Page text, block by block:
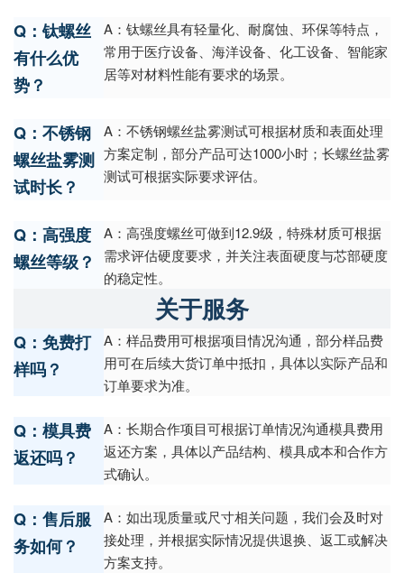
Q：钛螺丝
有什么优
势？
A：钛螺丝具有轻量化、耐腐蚀、环保等特点，
常用于医疗设备、海洋设备、化工设备、智能家
居等对材料性能有要求的场景。
Q：不锈钢
螺丝盐雾测
试时长？
A：不锈钢螺丝盐雾测试可根据材质和表面处理
方案定制，部分产品可达1000小时；长螺丝盐雾
测试可根据实际要求评估。
Q：高强度
螺丝等级？
A：高强度螺丝可做到12.9级，特殊材质可根据
需求评估硬度要求，并关注表面硬度与芯部硬度
的稳定性。
关于服务
Q：免费打
样吗？
A：样品费用可根据项目情况沟通，部分样品费
用可在后续大货订单中抵扣，具体以实际产品和
订单要求为准。
Q：模具费
返还吗？
A：长期合作项目可根据订单情况沟通模具费用
返还方案，具体以产品结构、模具成本和合作方
式确认。
Q：售后服
务如何？
A：如出现质量或尺寸相关问题，我们会及时对
接处理，并根据实际情况提供退换、返工或解决
方案支持。